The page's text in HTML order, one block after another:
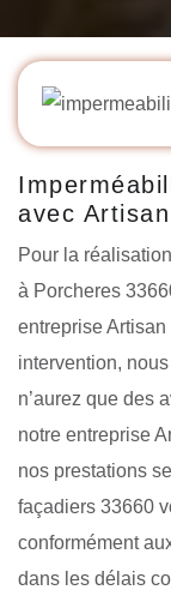
avec
Pour la
à Porcheres
entreprise
intervention,
n’aurez que des
notre entreprise
nos prestations
façadiers 33660
conformément
dans les délais